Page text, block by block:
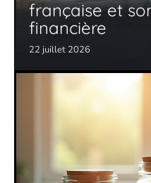
française et
financière
22 juillet 2026